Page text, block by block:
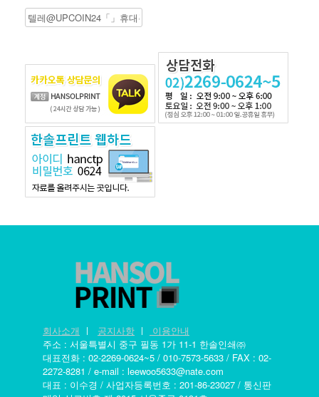
Search
회사소개 ㅣ 공지사항 ㅣ
이용안내
주소 : 서울특별시 중구 필동 1가 11-1 한솔인쇄㈜
대표전화 : 02-2269-0624~5 / 010-7573-5633 / FAX : 02-
2272-8281 / e-mail : leewoo5633@nate.com
대표 : 이수경 / 사업자등록번호 : 201-86-23027 / 통신판